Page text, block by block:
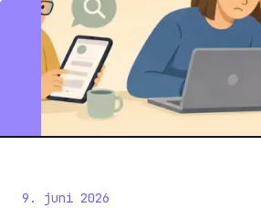
9. juni 2026